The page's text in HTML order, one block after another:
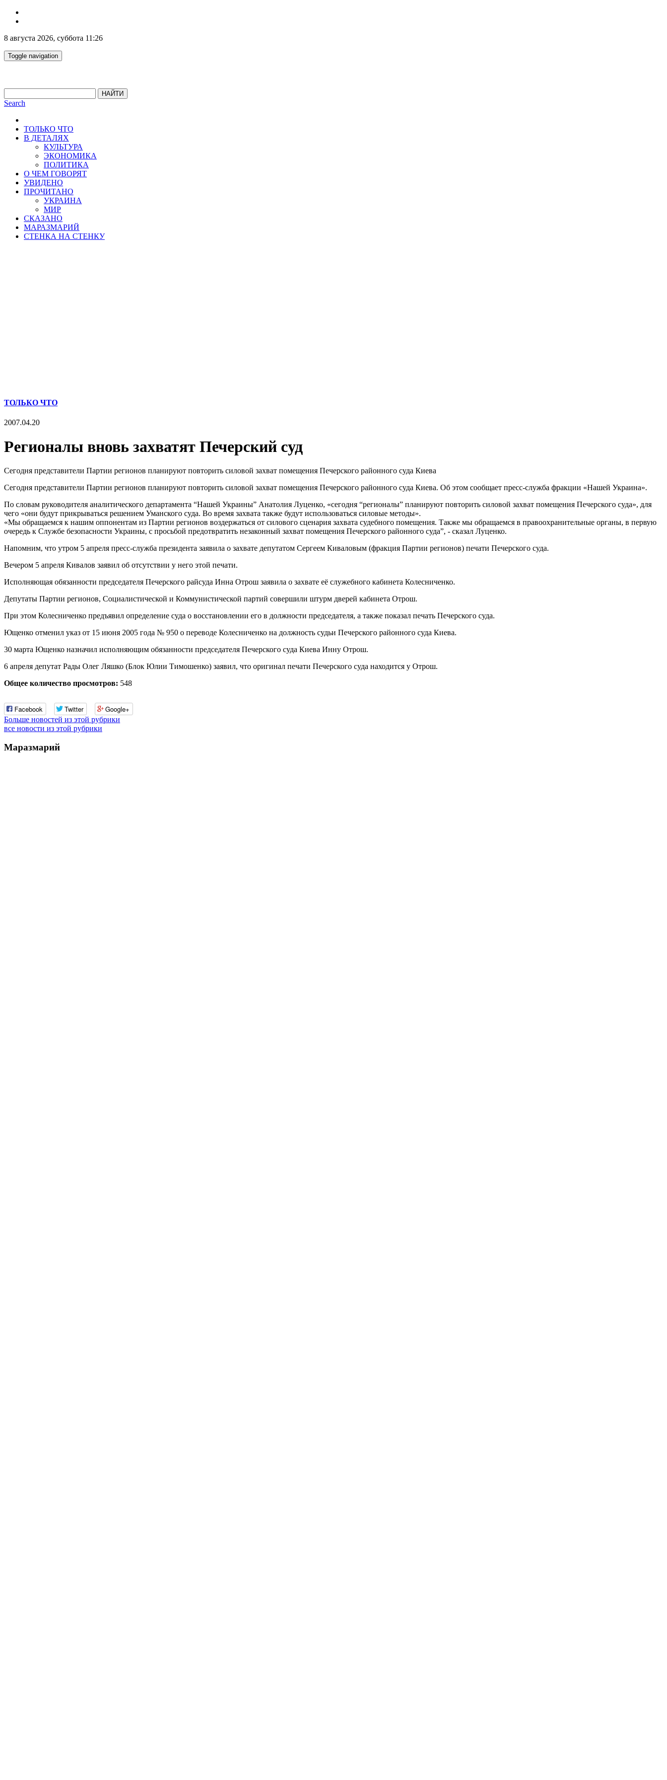
8 августа 2026, суббота 11:26
Toggle navigation
НАЙТИ
Search
ТОЛЬКО ЧТО
В ДЕТАЛЯХ
КУЛЬТУРА
ЭКОНОМИКА
ПОЛИТИКА
О ЧЕМ ГОВОРЯТ
УВИДЕНО
ПРОЧИТАНО
УКРАИНА
МИР
СКАЗАНО
МАРАЗМАРИЙ
СТЕНКА НА СТЕНКУ
ТОЛЬКО ЧТО
2007.04.20
Регионалы вновь захватят Печерский суд
Сегодня представители Партии регионов планируют повторить силовой захват помещения Печерского районного суда Киева
Сегодня представители Партии регионов планируют повторить силовой захват помещения Печерского районного суда Киева. Об этом сообщает пресс-служба фракции «Нашей Украина».
По словам руководителя аналитического департамента “Нашей Украины” Анатолия Луценко, «сегодня “регионалы” планируют повторить силовой захват помещения Печерского суда», для
чего «они будут прикрываться решением Уманского суда. Во время захвата также будут использоваться силовые методы».
«Мы обращаемся к нашим оппонентам из Партии регионов воздержаться от силового сценария захвата судебного помещения. Также мы обращаемся в правоохранительные органы, в первую
очередь к Службе безопасности Украины, с просьбой предотвратить незаконный захват помещения Печерского районного суда”, - сказал Луценко.
Напомним, что утром 5 апреля пресс-служба президента заявила о захвате депутатом Сергеем Киваловым (фракция Партии регионов) печати Печерского суда.
Вечером 5 апреля Кивалов заявил об отсутствии у него этой печати.
Исполняющая обязанности председателя Печерского райсуда Инна Отрош заявила о захвате её служебного кабинета Колесниченко.
Депутаты Партии регионов, Социалистической и Коммунистической партий совершили штурм дверей кабинета Отрош.
При этом Колесниченко предъявил определение суда о восстановлении его в должности председателя, а также показал печать Печерского суда.
Ющенко отменил указ от 15 июня 2005 года № 950 о переводе Колесниченко на должность судьи Печерского районного суда Киева.
30 марта Ющенко назначил исполняющим обязанности председателя Печерского суда Киева Инну Отрош.
6 апреля депутат Рады Олег Ляшко (Блок Юлии Тимошенко) заявил, что оригинал печати Печерского суда находится у Отрош.
Общее количество просмотров: 548
Facebook Twitter Google+
Больше новостей из этой рубрики
все новости из этой рубрики
Маразмарий